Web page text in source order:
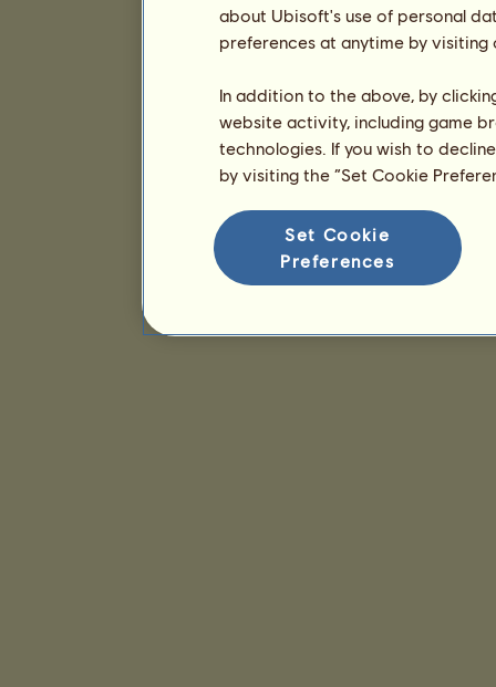
about Ubisoft's use of personal
preferences at anytime by
In addition to the above, by
website activity, including game
technologies. If you wish to
by visiting the “Set Cookie
Set Cookie
Preferences